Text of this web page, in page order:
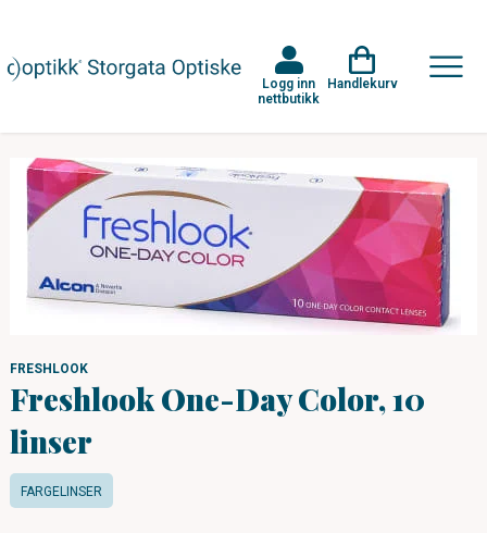
Logg inn
nettbutikk
Handlekurv
FRESHLOOK
Freshlook One-Day Color, 10
linser
FARGELINSER